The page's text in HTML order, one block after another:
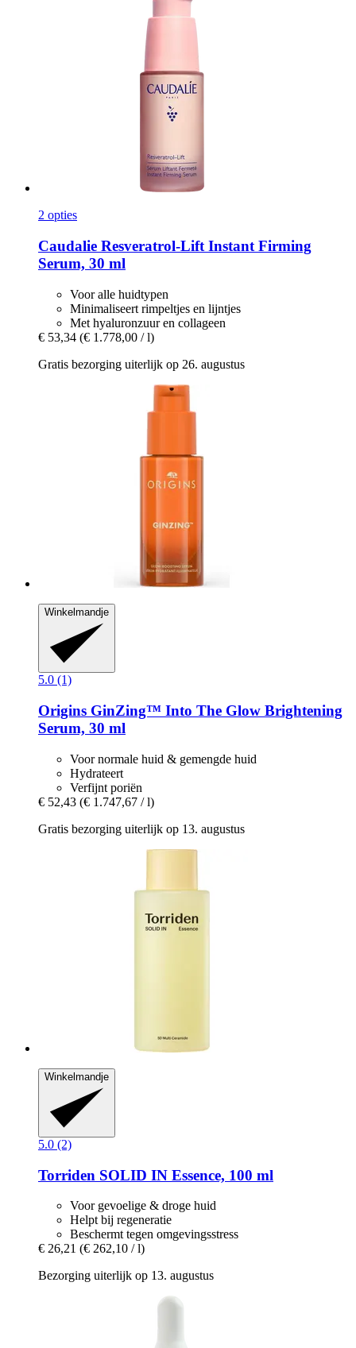
2 opties
Caudalie Resveratrol-​Lift Instant Firming
Serum, 30 ml
Voor alle huidtypen
Minimaliseert rimpeltjes en lijntjes
Met hyaluronzuur en collageen
€ 53,34 (€ 1.778,00 / l)
Gratis bezorging uiterlijk op 26. augustus
Winkelmandje
5.0 (1)
Origins GinZing™ Into The Glow Brightening
Serum, 30 ml
Voor normale huid & gemengde huid
Hydrateert
Verfijnt poriën
€ 52,43 (€ 1.747,67 / l)
Gratis bezorging uiterlijk op 13. augustus
Winkelmandje
5.0 (2)
Torriden SOLID IN Essence, 100 ml
Voor gevoelige & droge huid
Helpt bij regeneratie
Beschermt tegen omgevingsstress
€ 26,21 (€ 262,10 / l)
Bezorging uiterlijk op 13. augustus